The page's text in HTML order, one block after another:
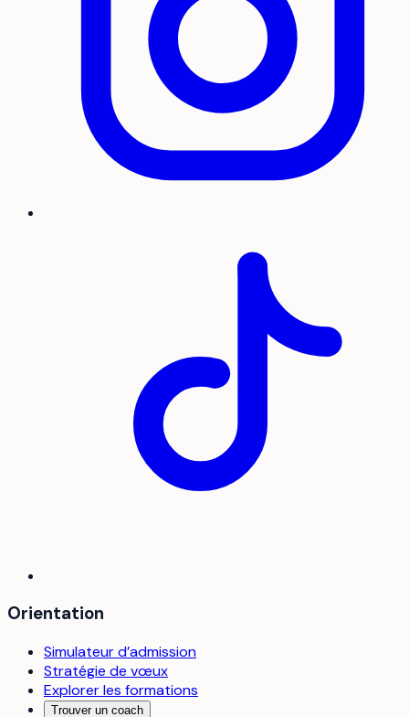
Orientation
Simulateur d’admission
Stratégie de vœux
Explorer les formations
Trouver un coach